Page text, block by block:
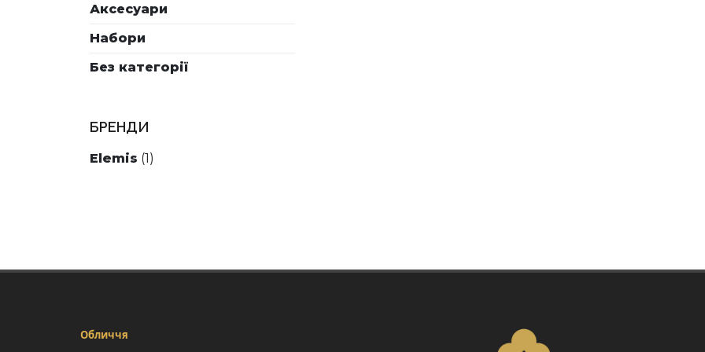
Аксесуари
Набори
Без категорії
БРЕНДИ
Elemis (1)
Обличчя